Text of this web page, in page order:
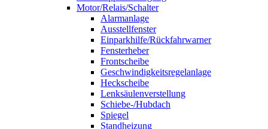
Motor/Relais/Schalter
Alarmanlage
Ausstellfenster
Einparkhilfe/Rückfahrwarner
Fensterheber
Frontscheibe
Geschwindigkeitsregelanlage
Heckscheibe
Lenksäulenverstellung
Schiebe-/Hubdach
Spiegel
Standheizung